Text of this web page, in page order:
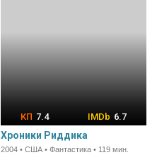
7.4 6.7
Хроники Риддика
2004 • США • Фантастика • 119 мин.